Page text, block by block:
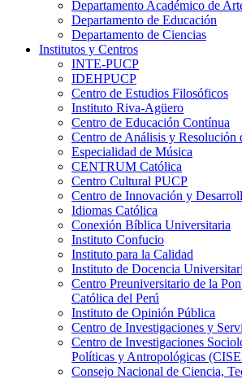
Departamento Académico de
Departamento de Educación
Departamento de Ciencias
Institutos y Centros
INTE-PUCP
IDEHPUCP
Centro de Estudios Filosóficos
Instituto Riva-Agüero
Centro de Educación Contínua
Centro de Análisis y Resolución
Especialidad de Música
CENTRUM Católica
Centro Cultural PUCP
Centro de Innovación y
Idiomas Católica
Conexión Bíblica Universitaria
Instituto Confucio
Instituto para la Calidad
Instituto de Docencia
Centro Preuniversitario de la
Católica del Perú
Instituto de Opinión Pública
Centro de Investigaciones y
Centro de Investigaciones
Políticas y Antropológicas
Consejo Nacional de Ciencia,